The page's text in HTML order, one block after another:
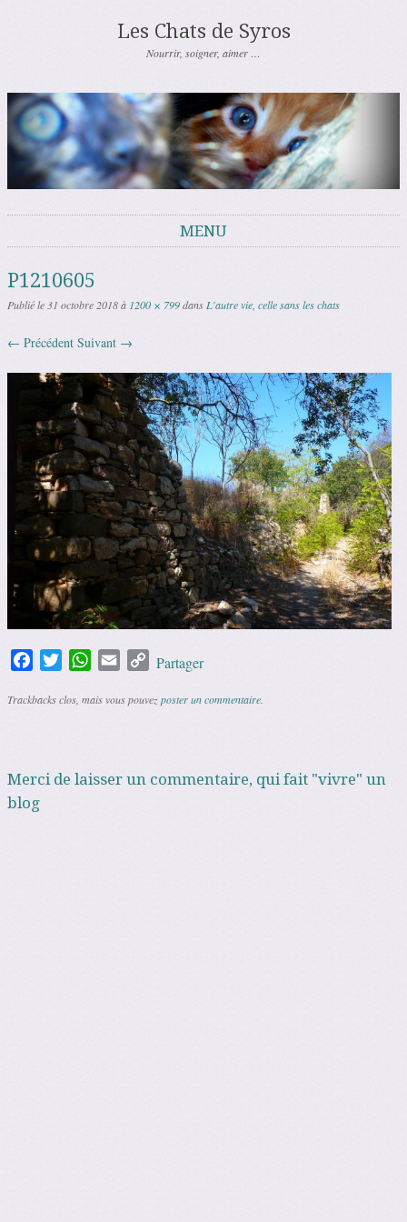
Les Chats de Syros
Nourrir, soigner, aimer …
MENU
P1210605
Publié le31 octobre 2018à 1200 × 799dansL’autre vie, celle sans les chats
← Précédent Suivant →
FacebookTwitterWhatsApp
Email Copy
Partager
Trackbacks clos, mais vous pouvezposter un commentaire.
Merci de laisser un commentaire, qui fait "vivre" un
blog